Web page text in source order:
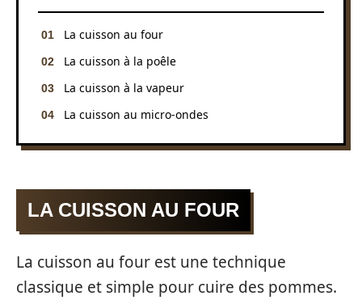
La cuisson au four
La cuisson à la poêle
La cuisson à la vapeur
La cuisson au micro-ondes
LA CUISSON AU FOUR
La cuisson au four est une technique
classique et simple pour cuire des pommes.